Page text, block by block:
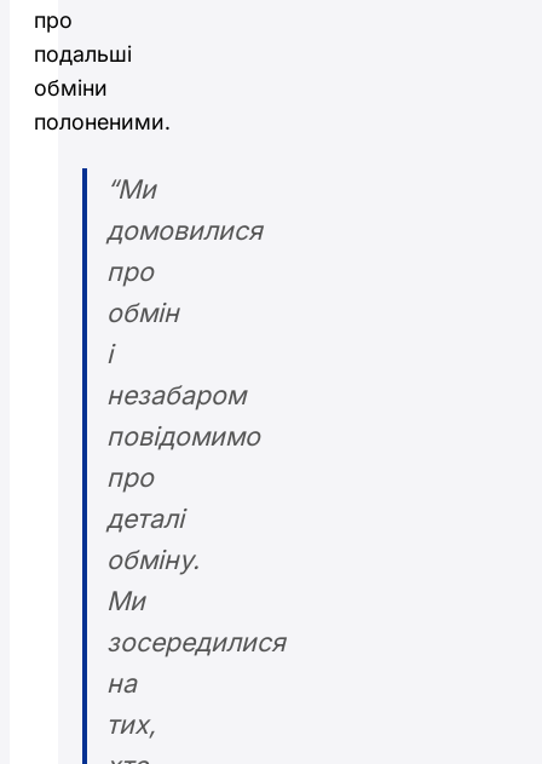
про
подальші
обміни
полоненими.
“Ми
домовилися
про
обмін
і
незабаром
повідомимо
про
деталі
обміну.
Ми
зосередилися
на
тих,